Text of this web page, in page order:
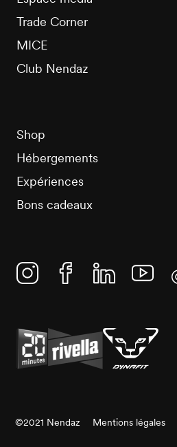
Trade Corner
MICE
Club Nendaz
Shop
Hébergements
Expériences
Bons cadeaux
©2021 Nendaz Mentions légales